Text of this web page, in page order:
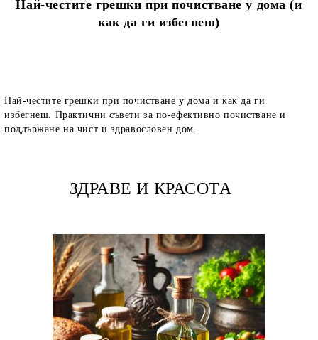
Най-честите грешки при почистване у дома (и
как да ги избегнеш)
Най-честите грешки при почистване у дома и как да ги
избегнеш. Практични съвети за по-ефективно почистване и
поддържане на чист и здравословен дом.
ЗДРАВЕ И КРАСОТА